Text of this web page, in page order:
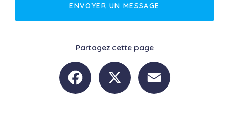
ENVOYER UN MESSAGE
Partagez cette page
Facebook